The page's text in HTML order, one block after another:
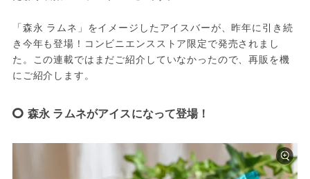
「森永 ラムネ」をイメージしたアイスバーが、昨年に引き続
き今年も登場！コンビニエンスストア限定で発売されまし
た。この連載ではまだご紹介していなかったので、再販を機
にご紹介します。
森永 ラムネがアイスになって登場！